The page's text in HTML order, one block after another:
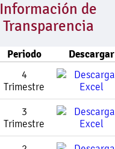
Información de
Transparencia
Periodo Descargar
4
Trimestre
3
Trimestre